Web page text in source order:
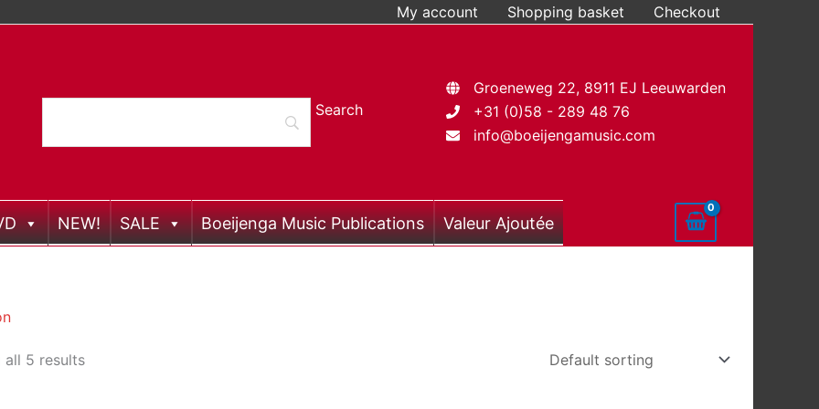
My account Shopping basket Checkout
Groeneweg 22, 8911 EJ Leeuwarden
+31 (0)58 - 289 48 76
info@boeijengamusic.com
NEW! SALE Boeijenga Music Publications Valeur Ajoutée
all 5 results